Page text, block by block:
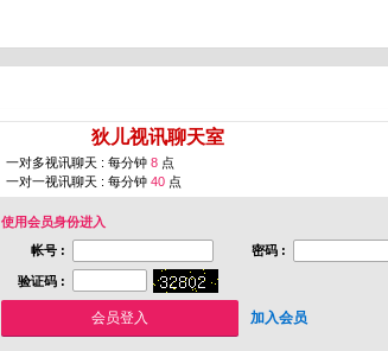
狄儿视讯聊天室
一对多视讯聊天 : 每分钟 8 点
一对一视讯聊天 : 每分钟 40 点
使用会员身份进入
帐号 :
密码 :
验证码 :
加入会员